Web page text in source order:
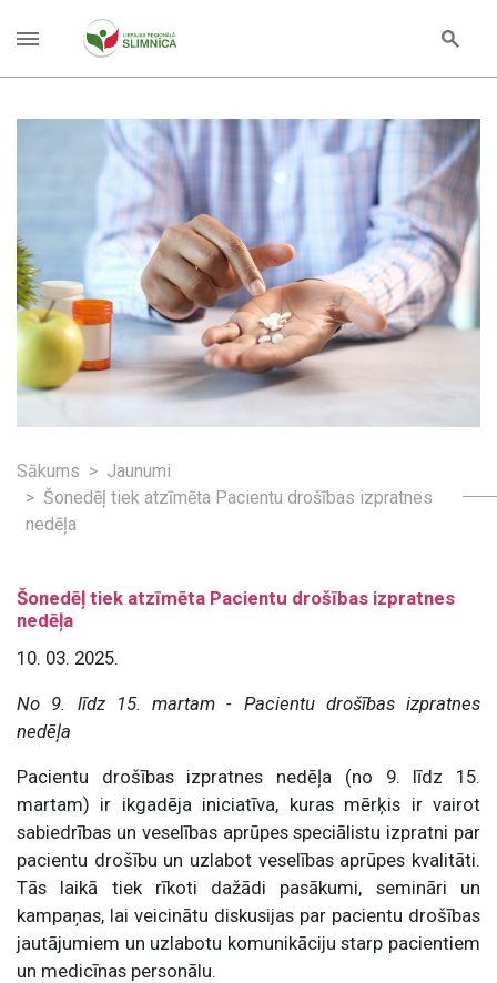
Sākums
Jaunumi
Šonedēļ tiek atzīmēta Pacientu drošības izpratnes
nedēļa
Šonedēļ tiek atzīmēta Pacientu drošības izpratnes
nedēļa
10. 03. 2025.
No 9. līdz 15. martam - Pacientu drošības izpratnes
nedēļa
Pacientu drošības izpratnes nedēļa (no 9. līdz 15.
martam) ir ikgadēja iniciatīva, kuras mērķis ir vairot
sabiedrības un veselības aprūpes speciālistu izpratni par
pacientu drošību un uzlabot veselības aprūpes kvalitāti.
Tās laikā tiek rīkoti dažādi pasākumi, semināri un
kampaņas, lai veicinātu diskusijas par pacientu drošības
jautājumiem un uzlabotu komunikāciju starp pacientiem
un medicīnas personālu.